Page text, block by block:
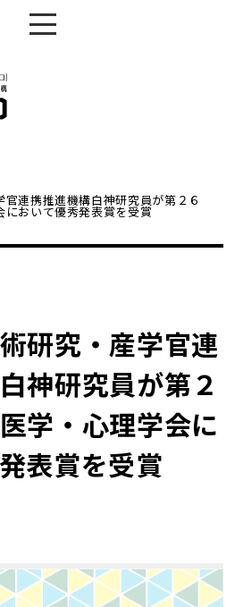
官連携推進機構白神研究員が第２６
おいて優秀発表賞を受賞
研究・産学官連
神研究員が第２
学・心理学会に
表賞を受賞